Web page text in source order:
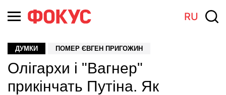
RU
ДУМКИ ПОМЕР ЄВГЕН ПРИГОЖИН
Олігархи і "Вагнер"
прикінчать Путіна. Як